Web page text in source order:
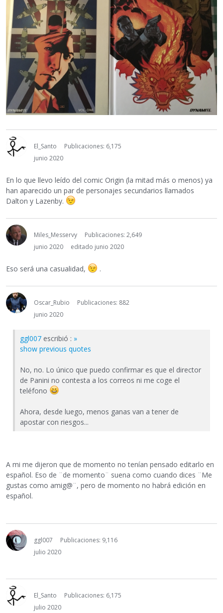
El_Santo
Publicaciones: 6,175
junio 2020
En lo que llevo leído del comic Origin (la mitad más o menos) ya
han aparecido un par de personajes secundarios llamados
Dalton y Lazenby.
Miles_Messervy
Publicaciones: 2,649
junio 2020
editado junio 2020
Eso será una casualidad, .
Oscar_Rubio
Publicaciones: 882
junio 2020
ggl007 escribió : »
show previous quotes
No, no. Lo único que puedo confirmar es que el director
de Panini no contesta a los correos ni me coge el
teléfono
Ahora, desde luego, menos ganas van a tener de
apostar con riesgos...
A mi me dijeron que de momento no tenían pensado editarlo en
español. Eso de ¨de momento¨ suena como cuando dices ¨Me
gustas como amig@¨, pero de momento no habrá edición en
español.
ggl007
Publicaciones: 9,116
julio 2020
El_Santo
Publicaciones: 6,175
julio 2020